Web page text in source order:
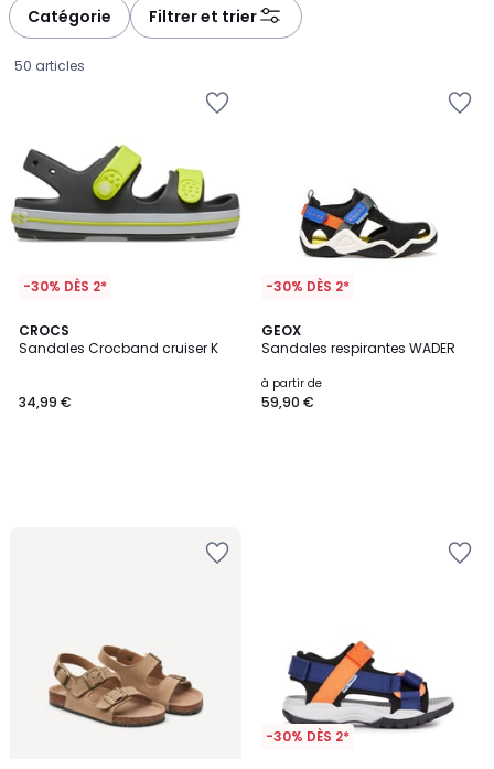
Catégorie Filtrer et trier
50 articles
-30% DÈS 2*
CROCS
Sandales Crocband cruiser K
€.
34,99 €
-30% DÈS 2*
GEOX
Sandales respirantes WADER
à partir de
59,90 €
-30% DÈS 2*